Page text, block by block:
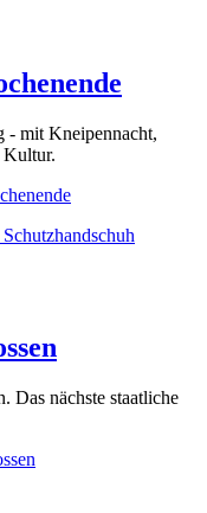
- mit Kneipennacht,
Kultur.
Das nächste staatliche